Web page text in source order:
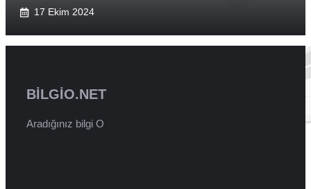
17 Ekim 2024
BILGIO.NET
Aradığınız bilgi O